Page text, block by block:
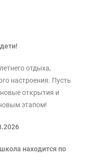
отдыха,
настроения. Пусть
открытия и
этапом!
находится по